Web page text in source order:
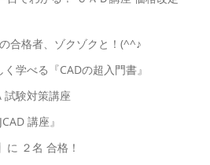
合格者、ゾクゾクと！(^^♪
学べる『CADの超入門書』
試験対策講座
講座』
に ２名 合格！